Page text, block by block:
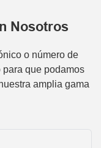
Nosotros
o número de
que podamos
amplia gama